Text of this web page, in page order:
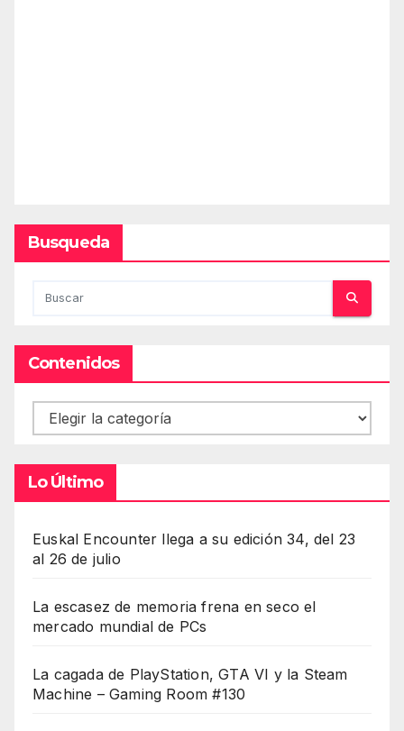
Busqueda
Contenidos
Contenidos
Lo Último
Euskal Encounter llega a su edición 34, del 23
al 26 de julio
La escasez de memoria frena en seco el
mercado mundial de PCs
La cagada de PlayStation, GTA VI y la Steam
Machine – Gaming Room #130